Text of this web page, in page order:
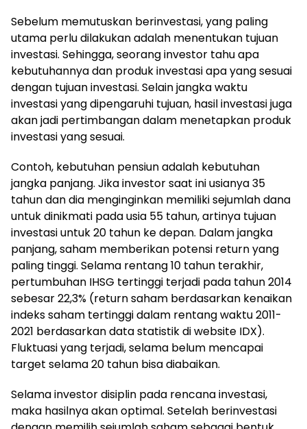
Sebelum memutuskan berinvestasi, yang paling
utama perlu dilakukan adalah menentukan tujuan
investasi. Sehingga, seorang investor tahu apa
kebutuhannya dan produk investasi apa yang sesuai
dengan tujuan investasi. Selain jangka waktu
investasi yang dipengaruhi tujuan, hasil investasi juga
akan jadi pertimbangan dalam menetapkan produk
investasi yang sesuai.
Contoh, kebutuhan pensiun adalah kebutuhan
jangka panjang. Jika investor saat ini usianya 35
tahun dan dia menginginkan memiliki sejumlah dana
untuk dinikmati pada usia 55 tahun, artinya tujuan
investasi untuk 20 tahun ke depan. Dalam jangka
panjang, saham memberikan potensi return yang
paling tinggi. Selama rentang 10 tahun terakhir,
pertumbuhan IHSG tertinggi terjadi pada tahun 2014
sebesar 22,3% (return saham berdasarkan kenaikan
indeks saham tertinggi dalam rentang waktu 2011-
2021 berdasarkan data statistik di website IDX).
Fluktuasi yang terjadi, selama belum mencapai
target selama 20 tahun bisa diabaikan.
Selama investor disiplin pada rencana investasi,
maka hasilnya akan optimal. Setelah berinvestasi